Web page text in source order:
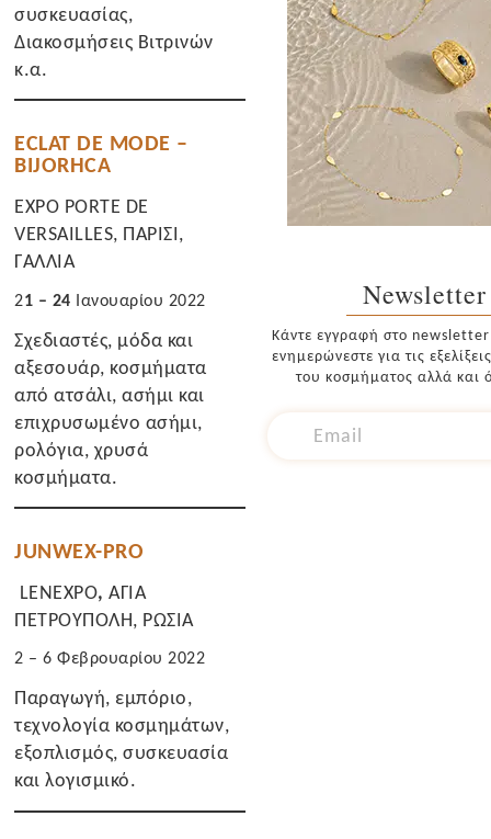
συσκευασίας,
Διακοσμήσεις Βιτρινών
κ.α.
ECLAT DE MODE –
BIJORHCA
EXPO PORTE DE
VERSAILLES, ΠΑΡΙΣΙ,
ΓΑΛΛΙΑ
21 – 24 Ιανουαρίου 2022
Σχεδιαστές, μόδα και
αξεσουάρ, κοσμήματα
από ατσάλι, ασήμι και
επιχρυσωμένο ασήμι,
ρολόγια, χρυσά
κοσμήματα.
JUNWEX-PRO
LENEXPO,ΑΓΙΑ
ΠΕΤΡΟΥΠΟΛΗ, ΡΩΣΙΑ
2 – 6 Φεβρουαρίου 2022
Παραγωγή, εμπόριο,
τεχνολογία κοσμημάτων,
εξοπλισμός, συσκευασία
και λογισμικό.
Newsletter
Κάντε εγγραφή στο
ενημερώνεστε για τις
του κοσμήματος αλλά και